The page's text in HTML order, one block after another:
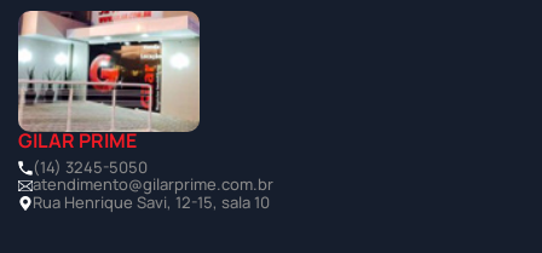
GILAR PRIME
(14) 3245-5050
atendimento@gilarprime.com.br
Rua Henrique Savi, 12-15, sala 10